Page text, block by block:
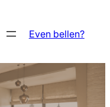
Even bellen?